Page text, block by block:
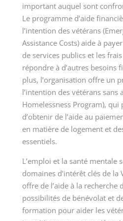
important auquel sont
Le programme d’aide
l’intention des vétérans
Assistance Costs) aide à
de services publics et les
répondre à d’autres besoins
plus, l’organisation offre un
l’intention des vétérans sans
Homelessness Program), qui
d’obtenir de l’aide au
en matière de logement et
essentiels.
L’emploi et la santé mentale
domaines d’intérêt clés de la
offre de l’aide à la recherche
possibilités de bénévolat et
formation pour aider les